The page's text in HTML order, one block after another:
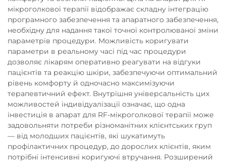
мікроголкової терапії відображає складну інтеграцію
програмного забезпечення та апаратного забезпечення,
необхідну для надання такої точної контролюваної зміни
параметрів процедури. Можливість коригувати
параметри в реальному часі під час процедури
дозволяє лікарям оперативно реагувати на відгуки
пацієнтів та реакцію шкіри, забезпечуючи оптимальний
рівень комфорту й одночасно максимізуючи
терапевтичний ефект. Внутрішня універсальність цих
можливостей індивідуалізації означає, що одна
інвестиція в апарат для RF-мікроголкової терапії може
задовольняти потреби різноманітних клієнтських груп
— від молодших пацієнтів, які шукатимуть
профілактичних процедур, до дорослих клієнтів, яким
потрібні інтенсивні коригуючі втручання. Розширений